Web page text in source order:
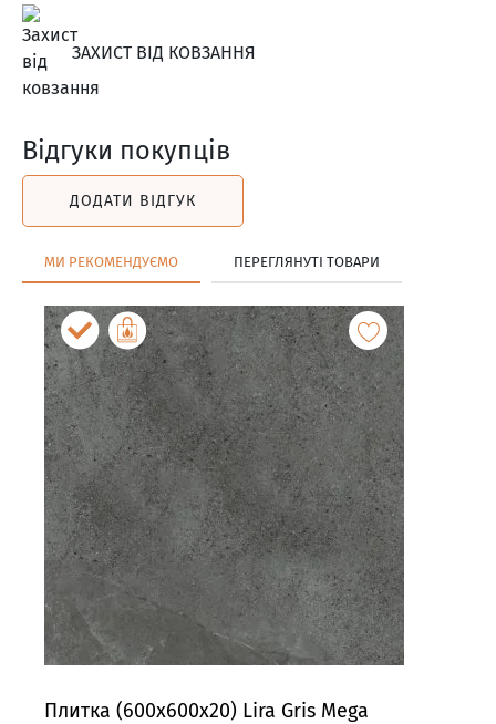
ЗАХИСТ ВІД КОВЗАННЯ
Відгуки покупців
ДОДАТИ ВІДГУК
МИ РЕКОМЕНДУЄМО ПЕРЕГЛЯНУТІ ТОВАРИ
Плитка (600x600x20) Lira Gris Mega